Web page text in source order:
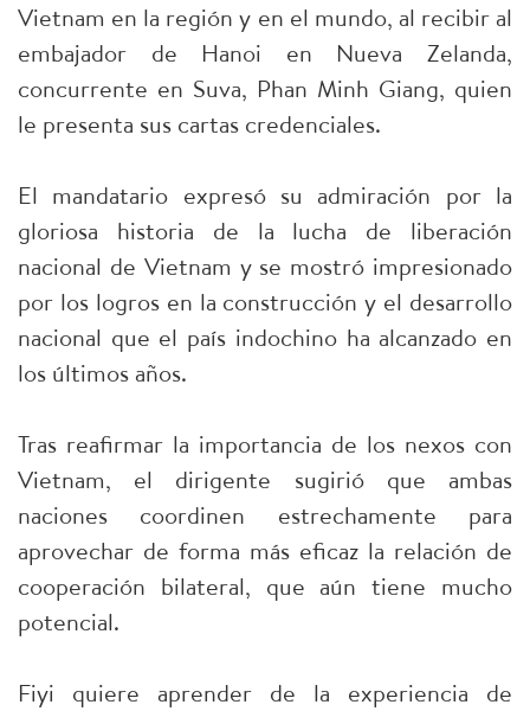
Vietnam en la región y en el mundo, al recibir al
embajador de Hanoi en Nueva Zelanda,
concurrente en Suva, Phan Minh Giang, quien
le presenta sus cartas credenciales.
El mandatario expresó su admiración por la
gloriosa historia de la lucha de liberación
nacional de Vietnam y se mostró impresionado
por los logros en la construcción y el desarrollo
nacional que el país indochino ha alcanzado en
los últimos años.
Tras reafirmar la importancia de los nexos con
Vietnam, el dirigente sugirió que ambas
naciones coordinen estrechamente para
aprovechar de forma más eficaz la relación de
cooperación bilateral, que aún tiene mucho
potencial.
Fiyi quiere aprender de la experiencia de